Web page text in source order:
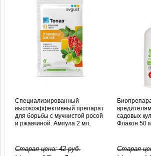
Специализированный
высокоэффективный препарат
для борьбы с мучнистой росой
и ржавчиной. Ампула 2 мл.
Старая цена:42руб.
садовых
Флакон 50
Старая